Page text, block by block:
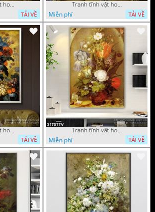
Tranh tĩnh vật hoa quả sơn dầu độc đáo đẹp
TẢI VỀ
Tranh tĩnh vật hoa quả sơn dầu trang trí phòng ngủ
Miễn phí
TẢI VỀ
Tranh tĩnh vật hoa quả sơn dầu đẹp
TẢI VỀ
Tranh tĩnh vật hoa quả sơn dầu độc đáo
Miễn phí
TẢI VỀ